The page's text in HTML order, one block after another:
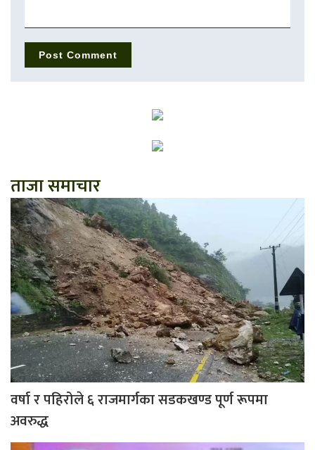
ताजा समाचार
वर्षा र पहिरोले ६ राजमार्गका सडकखण्ड पूर्ण रूपमा
अवरुद्ध